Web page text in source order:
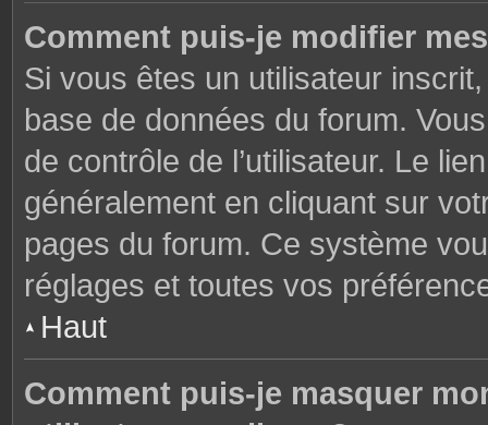
Comment puis-je modifier
Si vous êtes un utilisateur
base de données du forum.
de contrôle de l’utilisateur. Le
généralement en cliquant sur
pages du forum. Ce système
réglages et toutes vos
Haut
Comment puis-je masquer